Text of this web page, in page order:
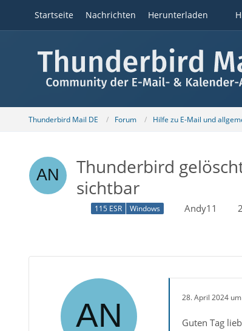
Startseite Nachrichten Herunterladen
Thunderbird Mail DE Forum Hilfe zu E-Mail und
Thunderbird
sichtbar
115 ESR Windows Andy11
28. April 2024
Guten Tag